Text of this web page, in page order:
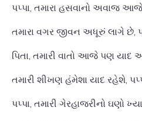
પપ્પા, તમારા હસવાનો અવાજ
તમારા વગર જીવન અધૂરું લાગે છે,
પિતા, તમારી વાતો આજે પણ યાદ
તમારી શીખણ હંમેશા યાદ રહેશે,
પપ્પા, તમારી ગેરહાજરીનો ઘણો